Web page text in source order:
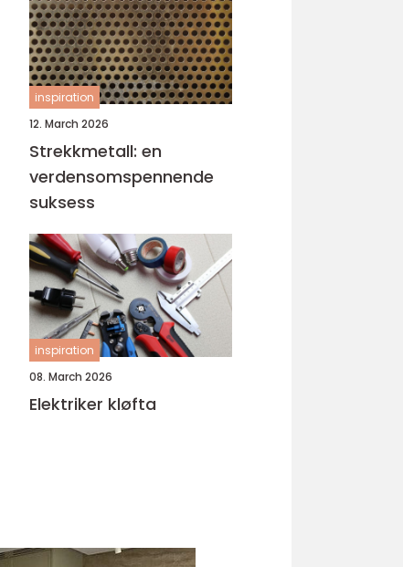
inspiration
12. March 2026
Strekkmetall: en
verdensomspennende
suksess
inspiration
08. March 2026
Elektriker kløfta